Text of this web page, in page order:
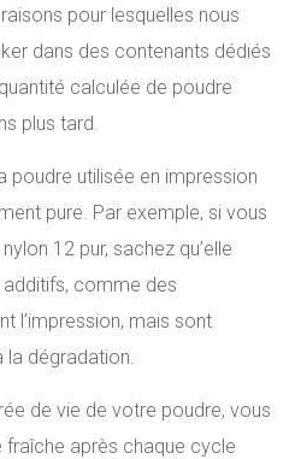
pour lesquelles nous
dans des contenants dédiés
calculée de poudre
plus tard.
poudre utilisée en impression
pure. Par exemple, si vous
12 pur, sachez qu’elle
comme des
l’impression, mais sont
dégradation.
de vie de votre poudre, vous
après chaque cycle